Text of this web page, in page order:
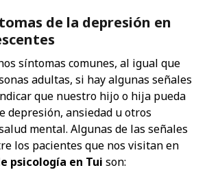
de la depresión en
síntomas comunes, al igual que
adultas, si hay algunas señales
que nuestro hijo o hija pueda
depresión, ansiedad u otros
mental. Algunas de las señales
los pacientes que nos visitan en
psicología en Tui son: